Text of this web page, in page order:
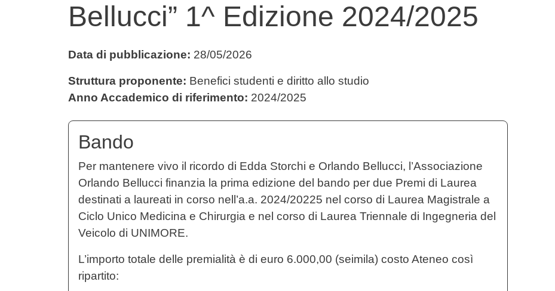
Bellucci” 1^ Edizione 2024/2025
Data di pubblicazione: 28/05/2026
Struttura proponente: Benefici studenti e diritto allo studio
Anno Accademico di riferimento: 2024/2025
Bando
Per mantenere vivo il ricordo di Edda Storchi e Orlando Bellucci, l’Associazione
Orlando Bellucci finanzia la prima edizione del bando per due Premi di Laurea
destinati a laureati in corso nell’a.a. 2024/20225 nel corso di Laurea Magistrale a
Ciclo Unico Medicina e Chirurgia e nel corso di Laurea Triennale di Ingegneria del
Veicolo di UNIMORE.
L’importo totale delle premialità è di euro 6.000,00 (seimila) costo Ateneo così
ripartito: